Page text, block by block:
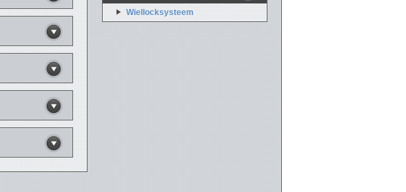
Wiellocksysteem